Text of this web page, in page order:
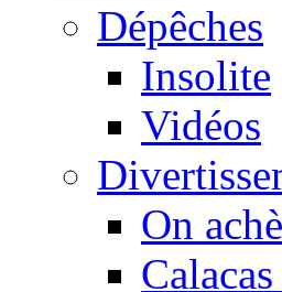
Dépêches
Insolite
Vidéos
On